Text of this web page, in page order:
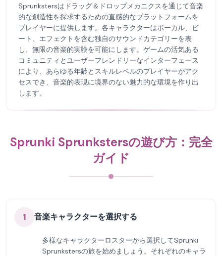
Sprunkstersはドラッグ＆ドロップメカニクスを通じて音楽
的な創造性を探求するための直感的なプラットフォームを
プレイヤーに提供します。各キャラクターはボーカル、ビ
ート、エフェクトを含む独自のサウンドカテゴリーを表
し、無限の音楽的実験を可能にします。ゲームの活気ある
コミュニティとユーザーフレンドリーなインターフェース
により、あらゆる年齢とスキルレベルのプレイヤーがアク
セスでき、音楽的表現に境界のない魅力的な環境を作り出
します。
Sprunki Sprunkstersの遊び方：完全
ガイド
1 音楽キャラクターを選択する
多様なキャラクターロスターから選択してSprunki
Sprunkstersの旅を始めましょう。それぞれのキャラ